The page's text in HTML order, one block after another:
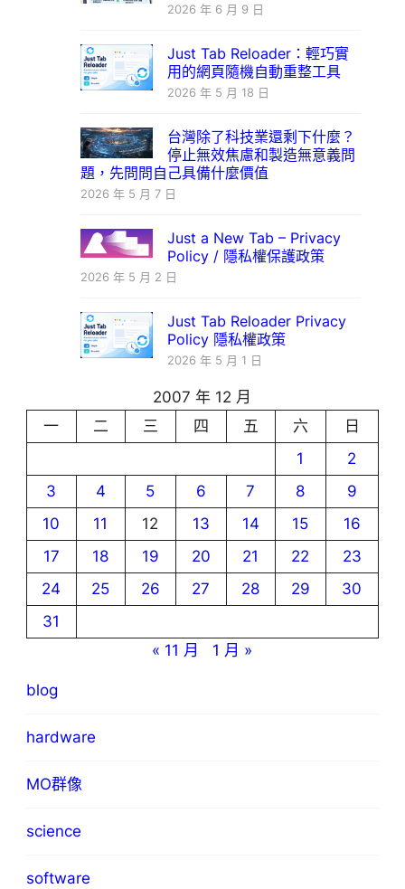
2026 年 6 月 9 日
Just Tab Reloader：輕巧實
用的網頁隨機自動重整工具
2026 年 5 月 18 日
台灣除了科技業還剩下什麼？
停止無效焦慮和製造無意義問
題，先問問自己具備什麼價值
2026 年 5 月 7 日
Just a New Tab – Privacy
Policy / 隱私權保護政策
2026 年 5 月 2 日
Just Tab Reloader Privacy
Policy 隱私權政策
2026 年 5 月 1 日
2007 年 12 月
一
二 三 四 五 六
日
1
2
3
4 5 6 7 8
9
10
11 12 13 14 15
16
17
18 19 20 21 22
23
24
25 26 27 28 29
30
31
« 11 月
1 月 »
blog
hardware
MO群像
science
software